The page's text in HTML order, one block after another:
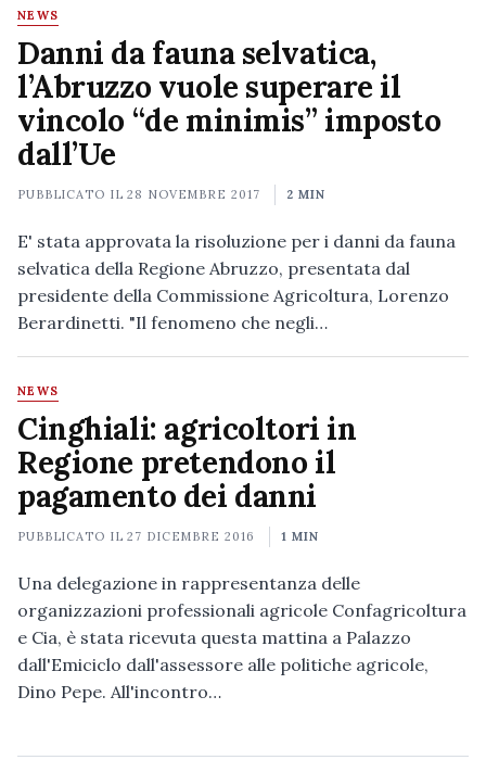
NEWS
Danni da fauna selvatica,
l’Abruzzo vuole superare il
vincolo “de minimis” imposto
dall’Ue
PUBBLICATO IL28 NOVEMBRE 2017 2 MIN
E' stata approvata la risoluzione per i danni da fauna
selvatica della Regione Abruzzo, presentata dal
presidente della Commissione Agricoltura, Lorenzo
Berardinetti. "Il fenomeno che negli…
NEWS
Cinghiali: agricoltori in
Regione pretendono il
pagamento dei danni
PUBBLICATO IL27 DICEMBRE 2016 1 MIN
Una delegazione in rappresentanza delle
organizzazioni professionali agricole Confagricoltura
e Cia, è stata ricevuta questa mattina a Palazzo
dall'Emiciclo dall'assessore alle politiche agricole,
Dino Pepe. All'incontro…